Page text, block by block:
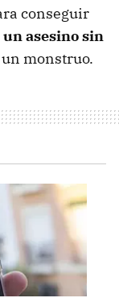
conseguir
asesino sin
monstruo.